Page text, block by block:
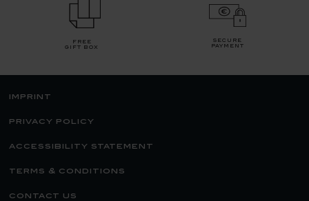
free
gift box
secure
payment
imprint
privacy policy
accessibility statement
terms & conditions
contact us